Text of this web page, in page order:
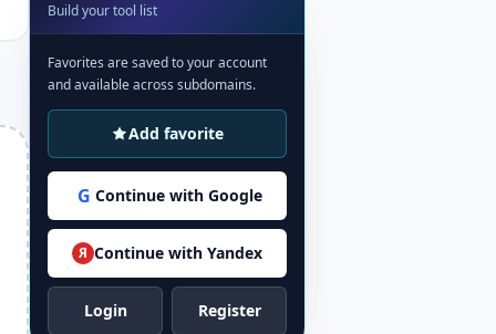
Build your tool list
Favorites are saved to your account
and available across subdomains.
Add favorite
G Continue with Google
Я Continue with Yandex
Login Register